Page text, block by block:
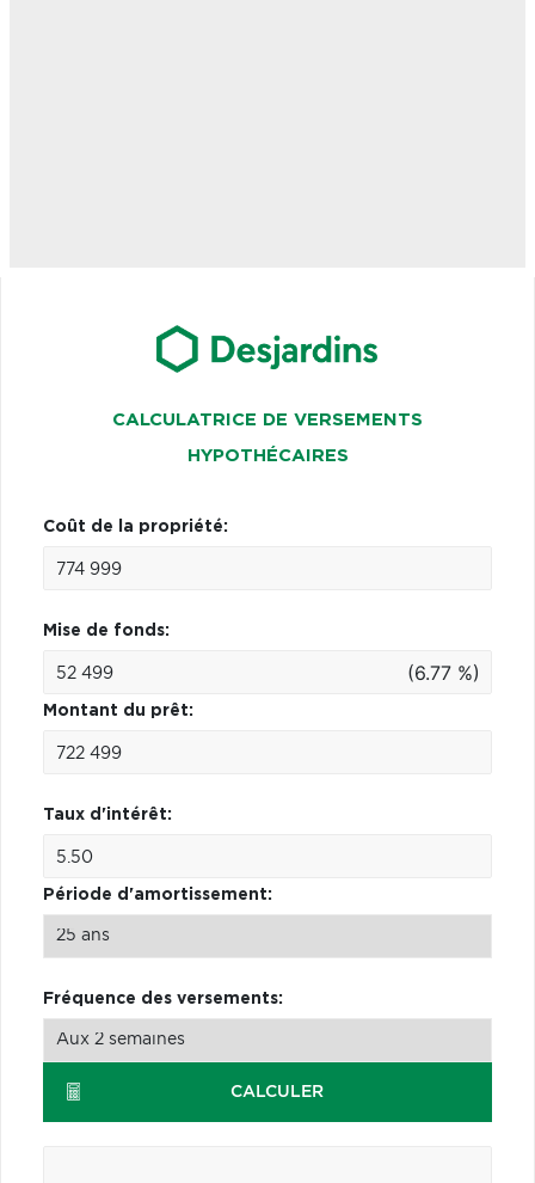
CALCULATRICE DE VERSEMENTS
HYPOTHÉCAIRES
Coût de la propriété:
Mise de fonds:
(6.77 %)
Montant du prêt:
Taux d'intérêt:
Période d'amortissement:
Fréquence des versements:
CALCULER